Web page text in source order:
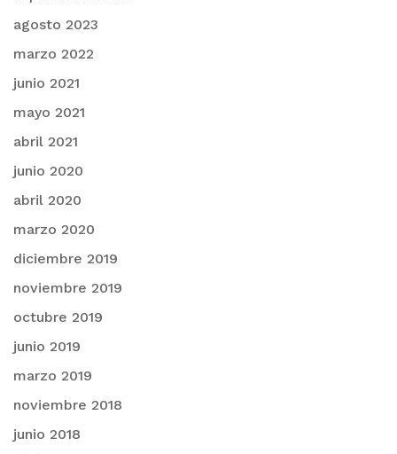
agosto 2023
marzo 2022
junio 2021
mayo 2021
abril 2021
junio 2020
abril 2020
marzo 2020
diciembre 2019
noviembre 2019
octubre 2019
junio 2019
marzo 2019
noviembre 2018
junio 2018